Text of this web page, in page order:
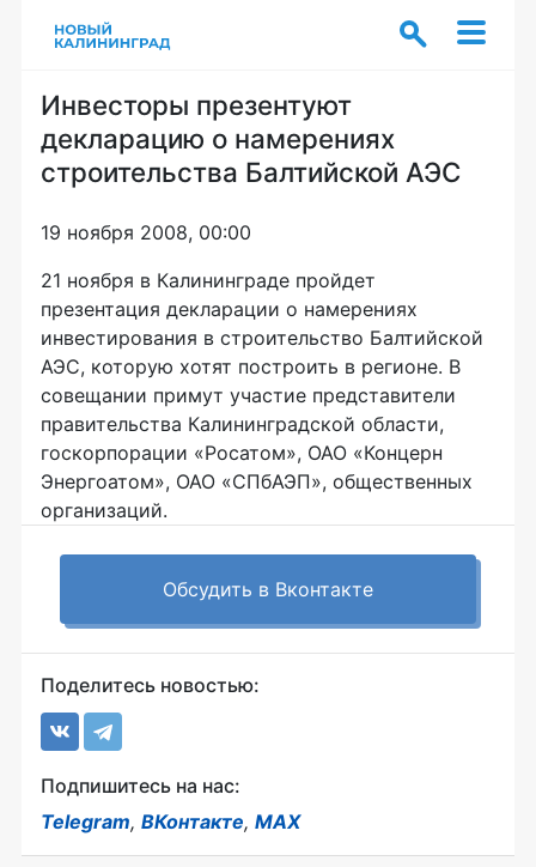
Инвесторы презентуют
декларацию о намерениях
строительства Балтийской АЭС
19 ноября 2008, 00:00
21 ноября в Калининграде пройдет
презентация декларации о намерениях
инвестирования в строительство Балтийской
АЭС, которую хотят построить в регионе. В
совещании примут участие представители
правительства Калининградской области,
госкорпорации «Росатом», ОАО «Концерн
Энергоатом», ОАО «СПбАЭП», общественных
организаций.
Обсудить в Вконтакте
Поделитесь новостью:
Подпишитесь на нас:
Telegram, ВКонтакте, MAX